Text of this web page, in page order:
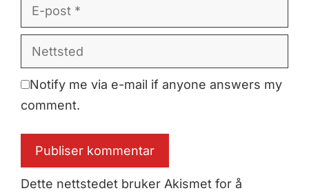
post
Notify me via e-mail if anyone answers my
comment.
Dette nettstedet bruker Akismet for å